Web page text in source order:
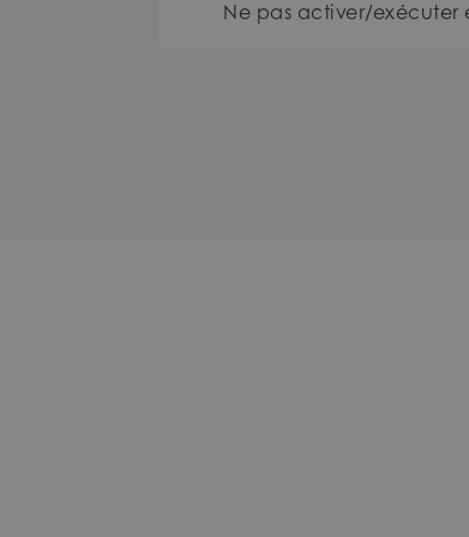
Ne pas activer/exécuter